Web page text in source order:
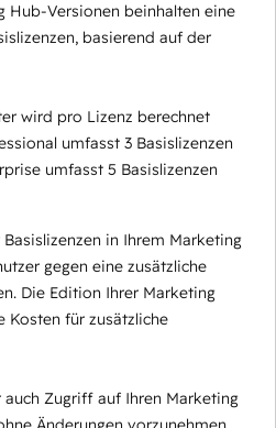
Hub-Versionen beinhalten eine
basierend auf der
wird pro Lizenz berechnet
umfasst 3 Basislizenzen
umfasst 5 Basislizenzen
in Ihrem Marketing
gegen eine zusätzliche
Die Edition Ihrer Marketing
für zusätzliche
Zugriff auf Ihren Marketing